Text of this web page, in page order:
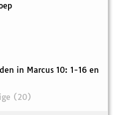
in Marcus 10: 1-16 en
(20)